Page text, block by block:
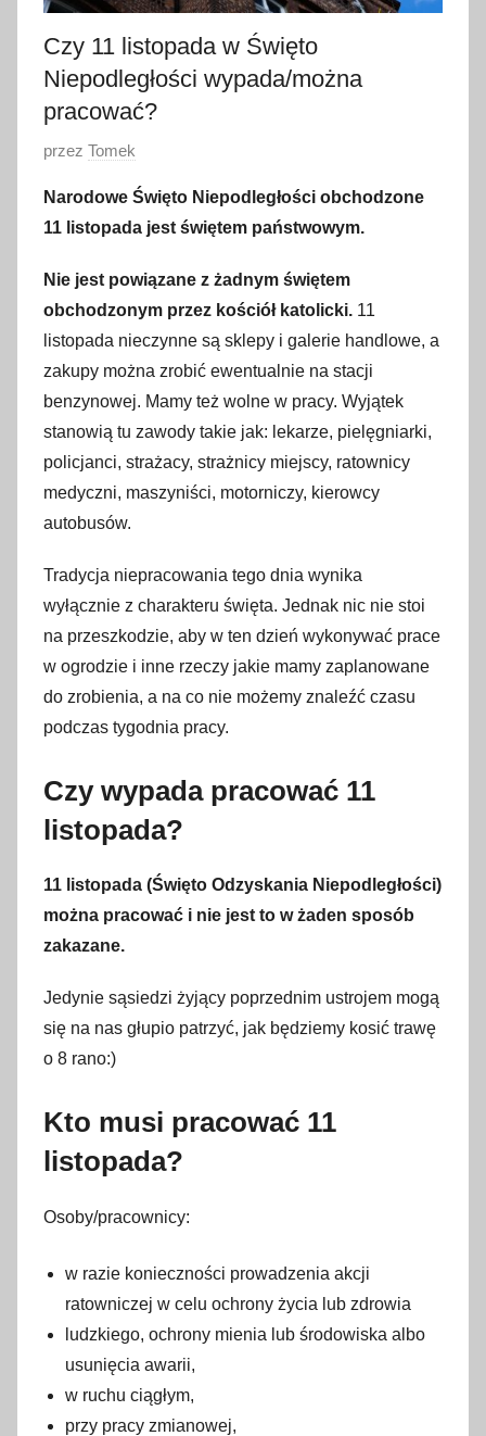
Czy 11 listopada w Święto
Niepodległości wypada/można
pracować?
O
u
b
i
k
o
w
a
n
o
9
l
s
t
o
p
a
0
przez Tomek
Narodowe Święto Niepodległości obchodzone
11 listopada jest świętem państwowym.
Nie jest powiązane z żadnym świętem
obchodzonym przez kościół katolicki. 11
listopada nieczynne są sklepy i galerie handlowe, a
zakupy można zrobić ewentualnie na stacji
benzynowej. Mamy też wolne w pracy. Wyjątek
stanowią tu zawody takie jak: lekarze, pielęgniarki,
policjanci, strażacy, strażnicy miejscy, ratownicy
medyczni, maszyniści, motorniczy, kierowcy
autobusów.
Tradycja niepracowania tego dnia wynika
wyłącznie z charakteru święta. Jednak nic nie stoi
na przeszkodzie, aby w ten dzień wykonywać prace
w ogrodzie i inne rzeczy jakie mamy zaplanowane
do zrobienia, a na co nie możemy znaleźć czasu
podczas tygodnia pracy.
Czy wypada pracować 11
listopada?
11 listopada (Święto Odzyskania Niepodległości)
można pracować i nie jest to w żaden sposób
zakazane.
Jedynie sąsiedzi żyjący poprzednim ustrojem mogą
się na nas głupio patrzyć, jak będziemy kosić trawę
o 8 rano:)
Kto musi pracować 11
listopada?
Osoby/pracownicy:
w razie konieczności prowadzenia akcji
ratowniczej w celu ochrony życia lub zdrowia
ludzkiego, ochrony mienia lub środowiska albo
usunięcia awarii,
w ruchu ciągłym,
przy pracy zmianowej,